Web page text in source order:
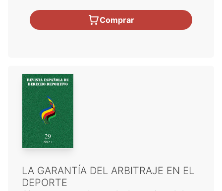
Comprar
LA GARANTÍA DEL ARBITRAJE EN EL
DEPORTE